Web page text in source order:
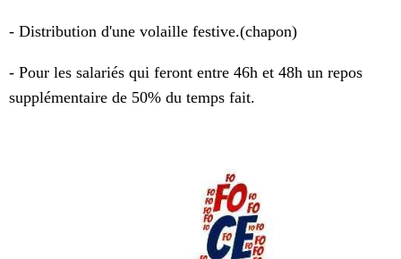
- Distribution d'une volaille festive.(chapon)
- Pour les salariés qui feront entre 46h et 48h un repos
supplémentaire de 50% du temps fait.